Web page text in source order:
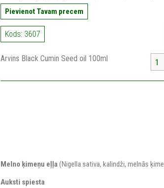
Pievienot Tavam precem
Kods: 3607
Arvins Black Cumin Seed oil 100ml
Melno ķimeņu eļļa(Nigella sativa, kalindži, melnās
Auksti spiesta